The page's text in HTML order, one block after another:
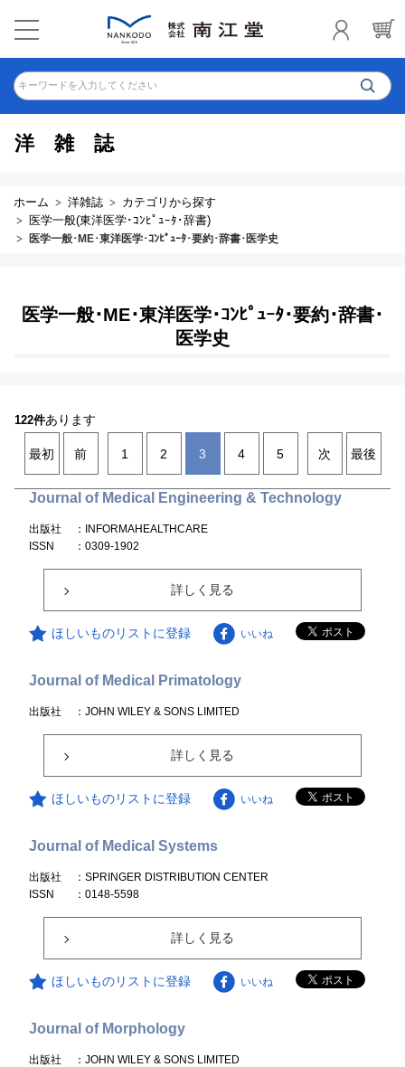
キーワードを入力してください
洋雑誌
ホーム 洋雑誌
カテゴリから探す
医学一般(東洋医学･ｺﾝﾋﾟｭｰﾀ･辞書)
医学一般･ME･東洋医学･ｺﾝﾋﾟｭｰﾀ･要約･辞書･医学史
医学一般･ME･東洋医学･ｺﾝﾋﾟｭｰﾀ･要約･辞書･
医学史
122件あります
最初 前 1 2 3 4 5 次 最後
Journal of Medical Engineering & Technology
出版社
：INFORMAHEALTHCARE
ISSN
：0309-1902
詳しく見る
ほしいものリストに登録 いいね
Journal of Medical Primatology
出版社 ：JOHN WILEY & SONS LIMITED
詳しく見る
ほしいものリストに登録 いいね
Journal of Medical Systems
出版社
：SPRINGER DISTRIBUTION CENTER
ISSN
：0148-5598
詳しく見る
ほしいものリストに登録 いいね
Journal of Morphology
出版社
：JOHN WILEY & SONS LIMITED